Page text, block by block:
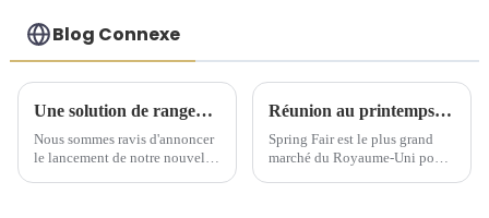
Blog Connexe
Une solution de rangement artisanale exquise dévoilée lors d'une conférence de lancement de nouveaux produits
Nous sommes ravis d'annoncer
le lancement de notre nouvelle
Réunion au printemps 2025 du Comité exécutif national de Birmingham
Spring Fair est le plus grand
marché du Royaume-Uni pour